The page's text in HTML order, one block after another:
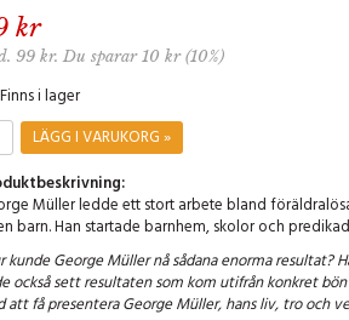
kr
99 kr. Du sparar 10 kr (10%)
Finns i lager
LÄGG I VARUKORG »
Müller ledde ett stort arbete bland
barn. Han startade barnhem, skolor och
kunde George Müller nå sådana enorma
också sett resultaten som kom utifrån konkret
att få presentera George Müller, hans liv, tro och